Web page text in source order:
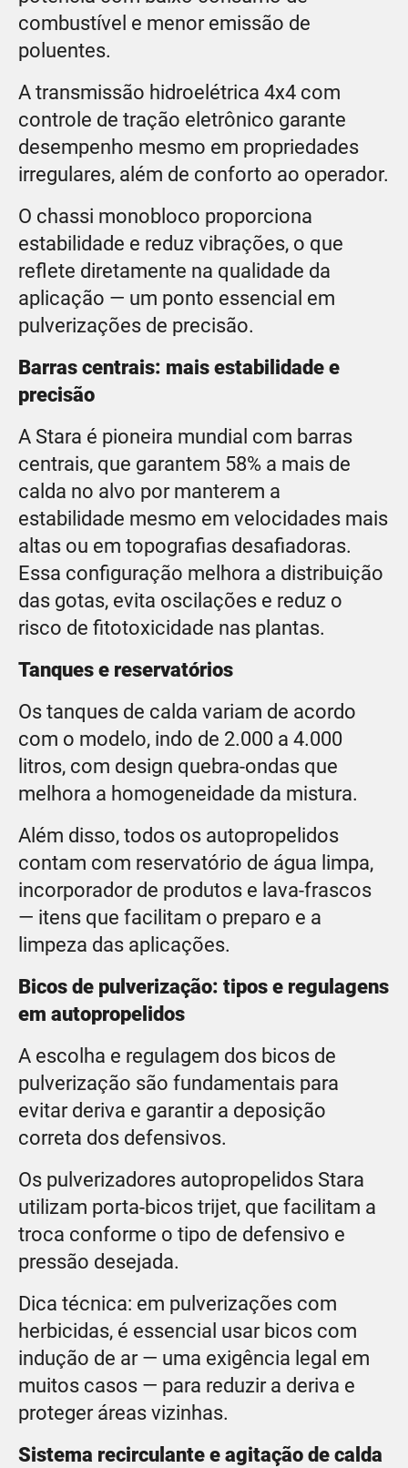
combustível e menor emissão de
poluentes.
A transmissão hidroelétrica 4x4 com
controle de tração eletrônico garante
desempenho mesmo em propriedades
irregulares, além de conforto ao operador.
O chassi monobloco proporciona
estabilidade e reduz vibrações, o que
reflete diretamente na qualidade da
aplicação — um ponto essencial em
pulverizações de precisão.
Barras centrais: mais estabilidade e
precisão
A Stara é pioneira mundial com barras
centrais, que garantem 58% a mais de
calda no alvo por manterem a
estabilidade mesmo em velocidades mais
altas ou em topografias desafiadoras.
Essa configuração melhora a distribuição
das gotas, evita oscilações e reduz o
risco de fitotoxicidade nas plantas.
Tanques e reservatórios
Os tanques de calda variam de acordo
com o modelo, indo de 2.000 a 4.000
litros, com design quebra-ondas que
melhora a homogeneidade da mistura.
Além disso, todos os autopropelidos
contam com reservatório de água limpa,
incorporador de produtos e lava-frascos
— itens que facilitam o preparo e a
limpeza das aplicações.
Bicos de pulverização: tipos e regulagens
em autopropelidos
A escolha e regulagem dos bicos de
pulverização são fundamentais para
evitar deriva e garantir a deposição
correta dos defensivos.
Os pulverizadores autopropelidos Stara
utilizam porta-bicos trijet, que facilitam a
troca conforme o tipo de defensivo e
pressão desejada.
Dica técnica: em pulverizações com
herbicidas, é essencial usar bicos com
indução de ar — uma exigência legal em
muitos casos — para reduzir a deriva e
proteger áreas vizinhas.
Sistema recirculante e agitação de calda